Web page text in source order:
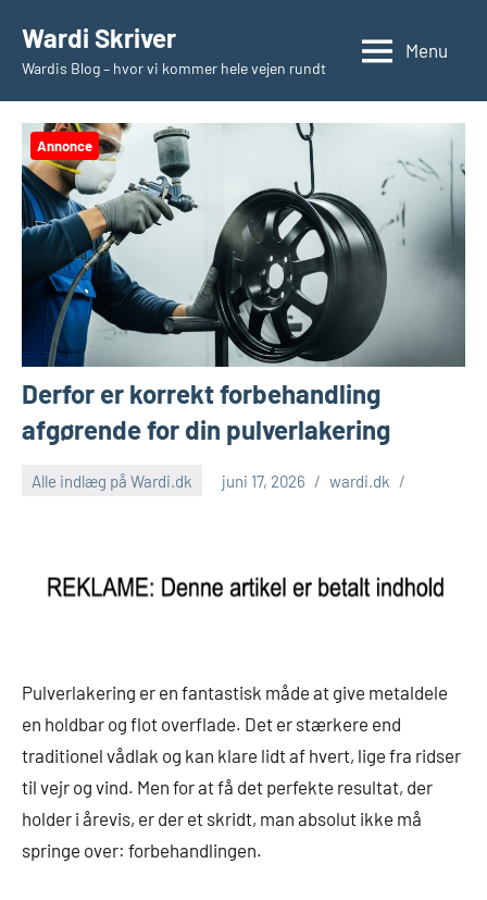
indhold
Wardi Skriver
Wardis Blog – hvor vi kommer hele vejen rundt
Menu
Annonce
Derfor er korrekt forbehandling
afgørende for din pulverlakering
Alle indlæg på Wardi.dk juni 17, 2026 wardi.dk
Pulverlakering er en fantastisk måde at give metaldele
en holdbar og flot overflade. Det er stærkere end
traditionel vådlak og kan klare lidt af hvert, lige fra ridser
til vejr og vind. Men for at få det perfekte resultat, der
holder i årevis, er der et skridt, man absolut ikke må
springe over: forbehandlingen.